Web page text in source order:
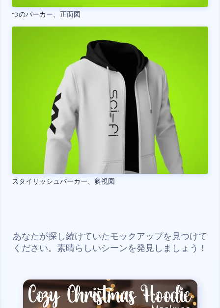
つのパーカー、正面図
スタイリッシュパーカー、斜視図
あなたが探し続けていたモックアップを見つけて
ください。素晴らしいシーンを発見しましょう！